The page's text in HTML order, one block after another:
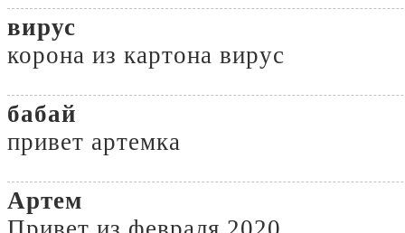
вирус
корона из картона вирус
бабай
привет артемка
Артем